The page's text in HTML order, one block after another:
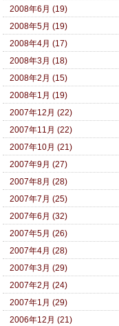
2008年6月 (19)
2008年5月 (19)
2008年4月 (17)
2008年3月 (18)
2008年2月 (15)
2008年1月 (19)
2007年12月 (22)
2007年11月 (22)
2007年10月 (21)
2007年9月 (27)
2007年8月 (28)
2007年7月 (25)
2007年6月 (32)
2007年5月 (26)
2007年4月 (28)
2007年3月 (29)
2007年2月 (24)
2007年1月 (29)
2006年12月 (21)